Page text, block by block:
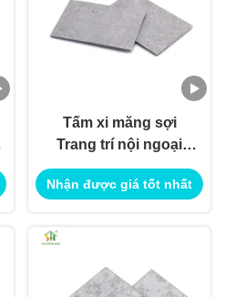
Tấm xi măng sợi
Trang trí nội ngoại
thất Sử dụng cho
ứng dụng xây dựng
Nhận được giá tốt nhất